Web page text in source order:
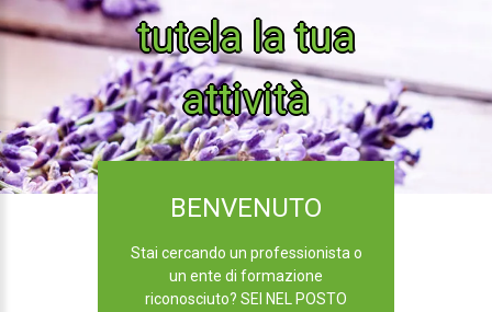
tutela la tua
attività
BENVENUTO
Stai cercando un professionista o
un ente di formazione
riconosciuto? SEI NEL POSTO